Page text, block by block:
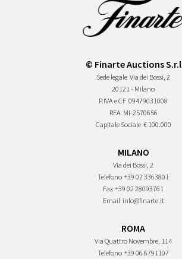
© Finarte Auctions S.r.l
Sede legale Via dei Bossi, 2
20121 - Milano
P.IVA e CF 09479031008
REA MI-2570656
Capitale Sociale € 100.000
MILANO
Via dei Bossi, 2
Telefono +39 02 3363801
Fax +39 02 28093761
Email info@finarte.it
ROMA
Via Quattro Novembre, 114
Telefono +39 06 6791107